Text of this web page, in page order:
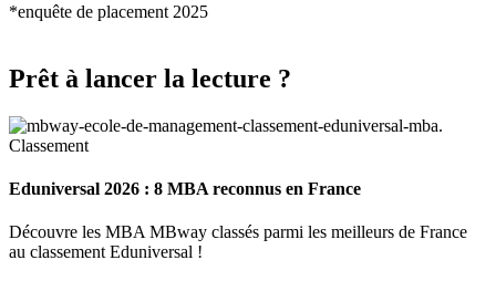
*enquête de placement 2025
Prêt à lancer la lecture ?
Classement
Eduniversal 2026 : 8 MBA reconnus en France
Découvre les MBA MBway classés parmi les meilleurs de France
au classement Eduniversal !